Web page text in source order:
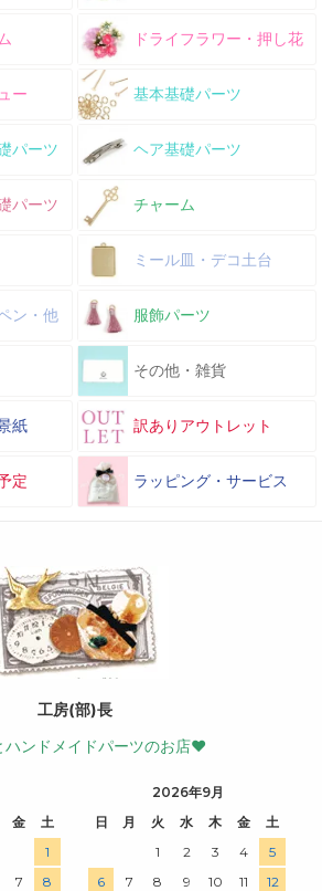
ドライフラワー・押し花
ー 基本基礎パーツ
パーツ ヘア基礎パーツ
パーツ チャーム
ミール皿・デコ土台
ン・他 服飾パーツ
その他・雑貨
紙 訳ありアウトレット
定 ラッピング・サービス
工房(部)長
ハンドメイドパーツのお店♥
金
土
1
7
8
2026年9月
日
月 火 水 木 金
土
1
2 3 4
5
6
7 8 9 10 11
12